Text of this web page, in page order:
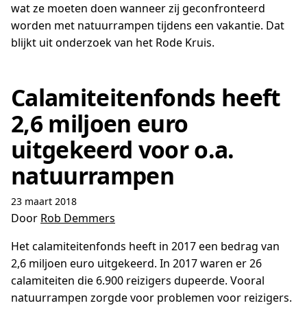
wat ze moeten doen wanneer zij geconfronteerd
worden met natuurrampen tijdens een vakantie. Dat
blijkt uit onderzoek van het Rode Kruis.
Calamiteitenfonds heeft
2,6 miljoen euro
uitgekeerd voor o.a.
natuurrampen
23 maart 2018
Door Rob Demmers
Het calamiteitenfonds heeft in 2017 een bedrag van
2,6 miljoen euro uitgekeerd. In 2017 waren er 26
calamiteiten die 6.900 reizigers dupeerde. Vooral
natuurrampen zorgde voor problemen voor reizigers.